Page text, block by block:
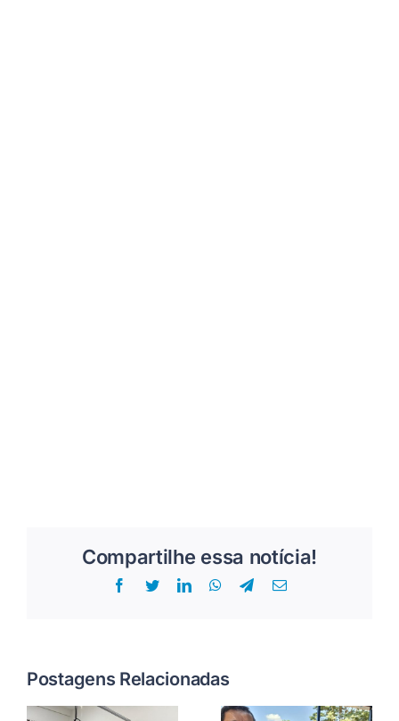
Compartilhe essa notícia!
Facebook
TwitterLinkedInWhatsApp
Telegram
E-
Postagens Relacionadas